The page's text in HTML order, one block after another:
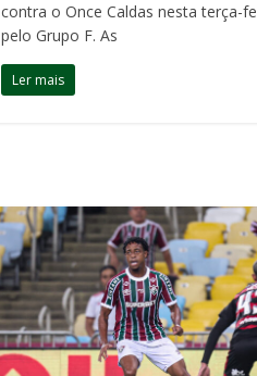
contra o Once Caldas nesta terça-
pelo Grupo F. As
Ler mais